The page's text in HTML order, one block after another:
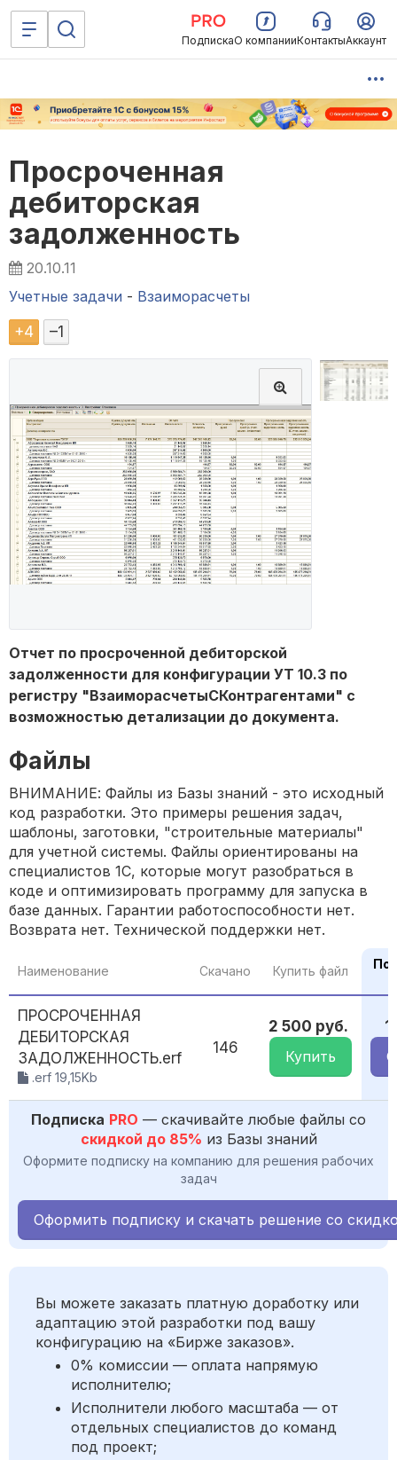
ПодпискаО компанииКонтактыАккаунт
Просроченная
дебиторская
задолженность
20.10.11
Учетные задачи - Взаиморасчеты
+4 –1
Отчет по просроченной дебиторской
задолженности для конфигурации УТ 10.3 по
регистру "ВзаиморасчетыСКонтрагентами" с
возможностью детализации до документа.
Файлы
ВНИМАНИЕ: Файлы из Базы знаний - это исходный
код разработки. Это примеры решения задач,
шаблоны, заготовки, "строительные материалы"
для учетной системы. Файлы ориентированы на
специалистов 1С, которые могут разобраться в
коде и оптимизировать программу для запуска в
базе данных. Гарантии работоспособности нет.
Возврата нет. Технической поддержки нет.
Наименование Скачано Купить файл По
ПРОСРОЧЕННАЯ
ДЕБИТОРСКАЯ
ЗАДОЛЖЕННОСТЬ.erf
.erf 19,15Kb
146
2 500 руб.
Купить
1
Подписка PRO — скачивайте любые файлы со
скидкой до 85% из Базы знаний
Оформите подписку на компанию для решения рабочих
задач
Оформить подписку и скачать решение со
Вы можете заказать платную доработку или
адаптацию этой разработки под вашу
конфигурацию на «Бирже заказов».
0% комиссии — оплата напрямую
исполнителю;
Исполнители любого масштаба — от
отдельных специалистов до команд
под проект;